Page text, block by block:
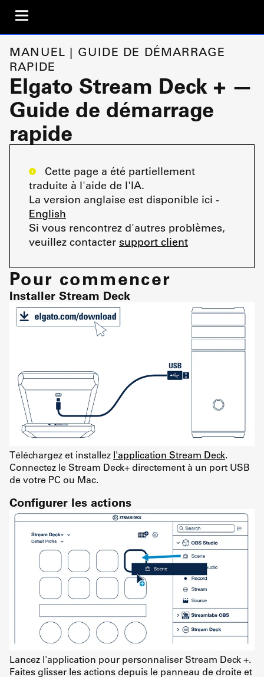
MANUEL | GUIDE DE DÉMARRAGE
RAPIDE
Elgato Stream Deck + —
Guide de démarrage
rapide
Cette page a été partiellement
traduite à l'aide de l'IA.
La version anglaise est disponible ici -
English
Si vous rencontrez d'autres problèmes,
veuillez contacter support client
Pour commencer
Installer Stream Deck
Téléchargez et installez l'application Stream Deck.
Connectez le Stream Deck+ directement à un port USB
de votre PC ou Mac.
Configurer les actions
Lancez l'application pour personnaliser Stream Deck +.
Faites glisser les actions depuis le panneau de droite et